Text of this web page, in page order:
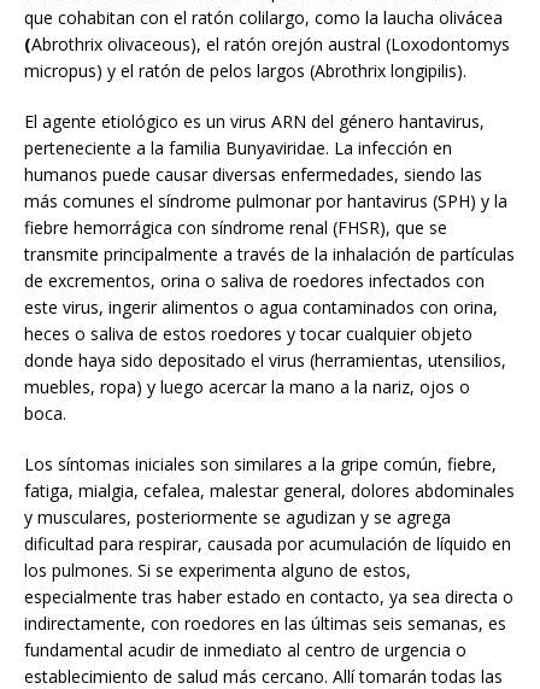
que cohabitan con el ratón colilargo, como la laucha olivácea
(Abrothrix olivaceous), el ratón orejón austral (Loxodontomys
micropus) y el ratón de pelos largos (Abrothrix longipilis).
El agente etiológico es un virus ARN del género hantavirus,
perteneciente a la familia Bunyaviridae. La infección en
humanos puede causar diversas enfermedades, siendo las
más comunes el síndrome pulmonar por hantavirus (SPH) y la
fiebre hemorrágica con síndrome renal (FHSR), que se
transmite principalmente a través de la inhalación de partículas
de excrementos, orina o saliva de roedores infectados con
este virus, ingerir alimentos o agua contaminados con orina,
heces o saliva de estos roedores y tocar cualquier objeto
donde haya sido depositado el virus (herramientas, utensilios,
muebles, ropa) y luego acercar la mano a la nariz, ojos o
boca.
Los síntomas iniciales son similares a la gripe común, fiebre,
fatiga, mialgia, cefalea, malestar general, dolores abdominales
y musculares, posteriormente se agudizan y se agrega
dificultad para respirar, causada por acumulación de líquido en
los pulmones. Si se experimenta alguno de estos,
especialmente tras haber estado en contacto, ya sea directa o
indirectamente, con roedores en las últimas seis semanas, es
fundamental acudir de inmediato al centro de urgencia o
establecimiento de salud más cercano. Allí tomarán todas las